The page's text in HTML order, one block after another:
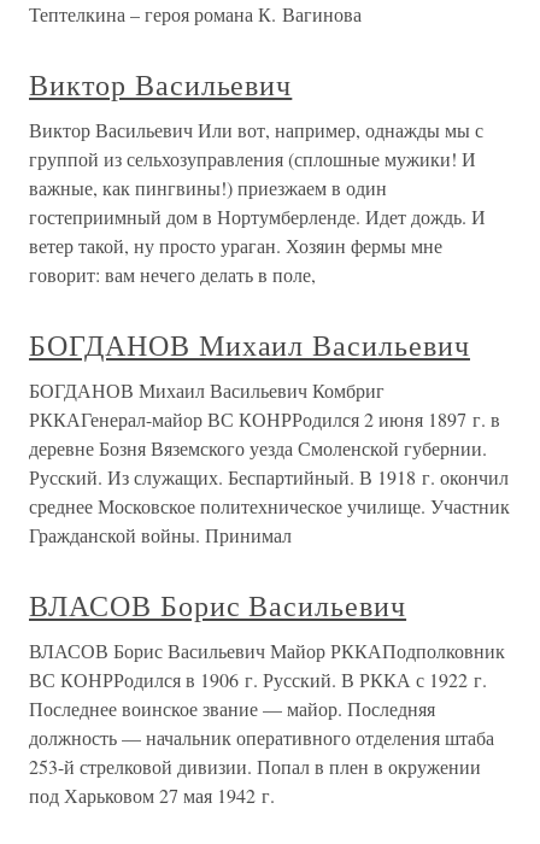
Тептелкина – героя романа К. Вагинова
Виктор Васильевич
Виктор Васильевич Или вот, например, однажды мы с
группой из сельхозуправления (сплошные мужики! И
важные, как пингвины!) приезжаем в один
гостеприимный дом в Нортумберленде. Идет дождь. И
ветер такой, ну просто ураган. Хозяин фермы мне
говорит: вам нечего делать в поле,
БОГДАНОВ Михаил Васильевич
БОГДАНОВ Михаил Васильевич Комбриг
РККАГенерал-майор ВС КОНРРодился 2 июня 1897 г. в
деревне Бозня Вяземского уезда Смоленской губернии.
Русский. Из служащих. Беспартийный. В 1918 г. окончил
среднее Московское политехническое училище. Участник
Гражданской войны. Принимал
ВЛАСОВ Борис Васильевич
ВЛАСОВ Борис Васильевич Майор РККАПодполковник
ВС КОНРРодился в 1906 г. Русский. В РККА с 1922 г.
Последнее воинское звание — майор. Последняя
должность — начальник оперативного отделения штаба
253-й стрелковой дивизии. Попал в плен в окружении
под Харьковом 27 мая 1942 г.